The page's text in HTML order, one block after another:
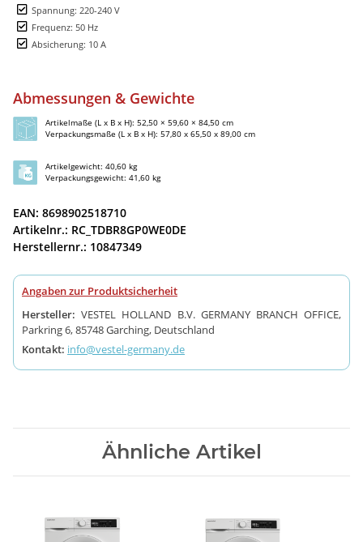
Spannung: 220-240 V
Frequenz: 50 Hz
Absicherung: 10 A
Abmessungen & Gewichte
Artikelmaße (L x B x H): 52,50 × 59,60 × 84,50 cm
Verpackungsmaße (L x B x H): 57,80 x 65,50 x 89,00 cm
Artikelgewicht: 40,60 kg
Verpackungsgewicht: 41,60 kg
EAN: 8698902518710
Artikelnr.: RC_TDBR8GP0WE0DE
Herstellernr.: 10847349
Angaben zur Produktsicherheit
Hersteller: VESTEL HOLLAND B.V. GERMANY BRANCH OFFICE,
Parkring 6, 85748 Garching, Deutschland
Kontakt: info@vestel-germany.de
Ähnliche Artikel